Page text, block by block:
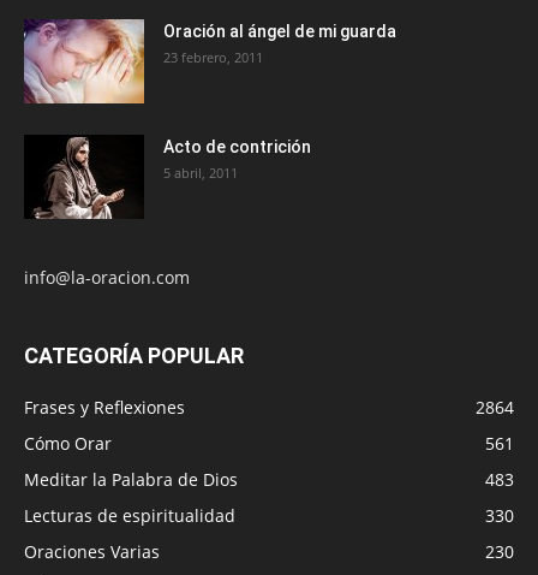
Oración al ángel de mi guarda
23 febrero, 2011
Acto de contrición
5 abril, 2011
info@la-oracion.com
CATEGORÍA POPULAR
Frases y Reflexiones
2864
Cómo Orar
561
Meditar la Palabra de Dios
483
Lecturas de espiritualidad
330
Oraciones Varias
230